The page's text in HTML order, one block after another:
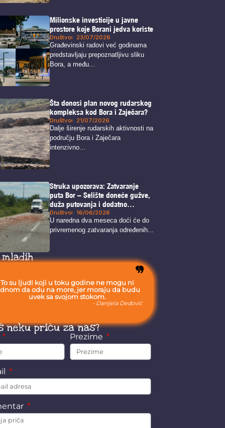
Milionske investicije u javne
prostore koje Borani jedva koriste
Društvo 23/07/2026
Građevinski radovi već godinama
predstavljaju prepoznatljivu sliku
Bora, a među...
Šta donosi plan novog rudarskog
kompleksa kod Bora i Zaječara?
Društvo 21/07/2026
Dalje širenje rudarskih aktivnosti na
području Bora i Zaječara
intenzivno...
Struka upozorava: Zatvaranje
puta Bor – Selište doneće gužve,
duža putovanja i dodatno
opterećenje alternativnih pravaca
Društvo 16/06/2026
U naredna dva meseca doći će do
privremenog zatvaranja određenih...
To su ljudi koji u toku godine ne mogu ni
da odu na more, jer moraju da budu
uvek sa svojom stokom.
- Danijela Dedović
neku priču za nas?
Prezime